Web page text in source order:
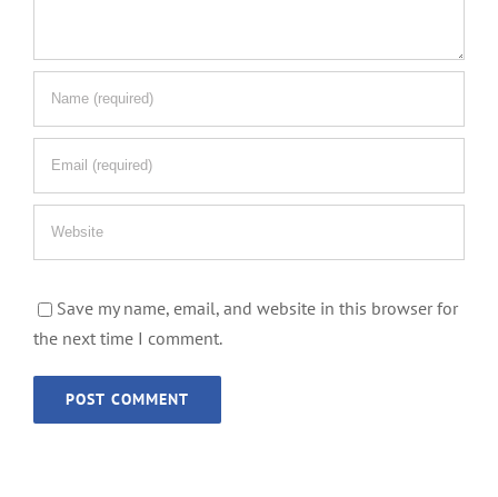
Save my name, email, and website in this browser for
the next time I comment.